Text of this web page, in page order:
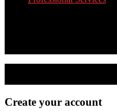
Create your account